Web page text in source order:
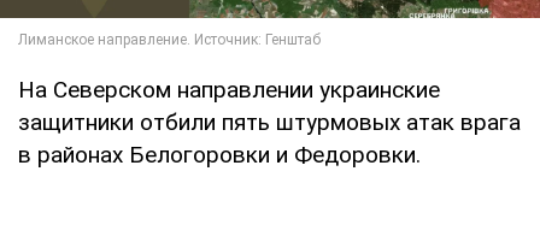
На Северском направлении украинские
защитники отбили пять штурмовых атак врага
в районах Белогоровки и Федоровки.